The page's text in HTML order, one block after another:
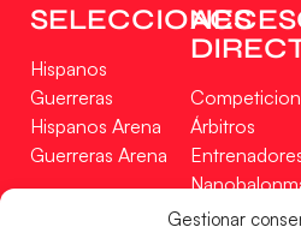
Gestionar
SELECCIONES
Hispanos
Guerreras
Hispanos Arena
Guerreras Arena
Árbitros
Tienda